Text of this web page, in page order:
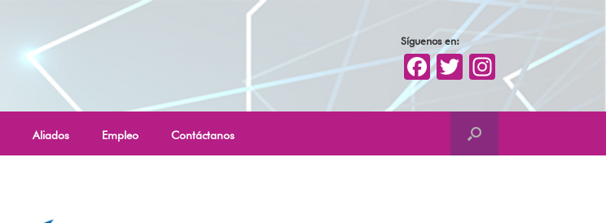
Síguenos en:
Facebook
Twitter
Aliados Empleo Contáctanos